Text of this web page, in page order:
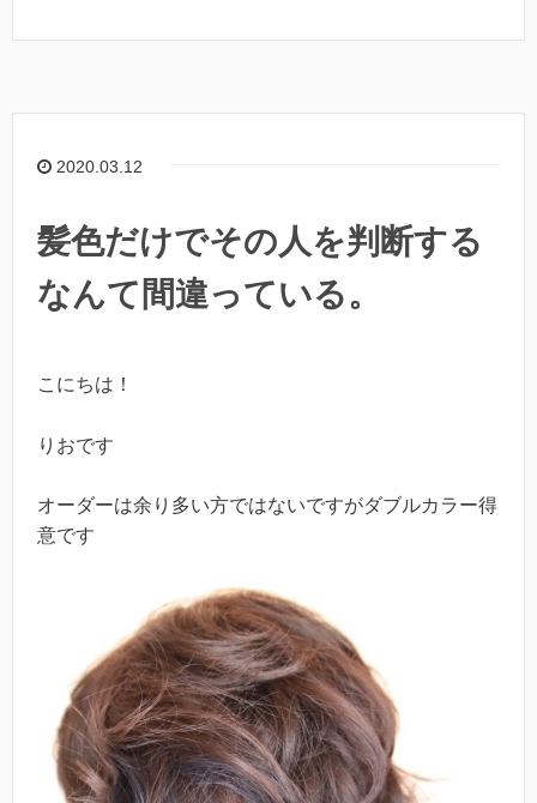
2020.03.12
髪色だけでその人を判断する
なんて間違っている。
こにちは！
りおです
オーダーは余り多い方ではないですがダブルカラー得
意です